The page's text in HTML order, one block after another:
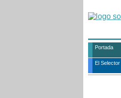
Portada
El Selector